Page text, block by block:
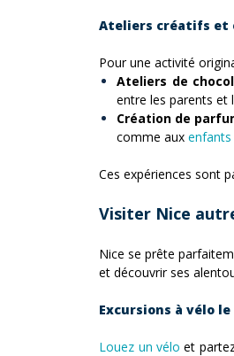
Ateliers créatifs et
Pour une activité
Ateliers de
entre les parents et
Création de
comme aux enfants
Ces expériences sont
Visiter Nice
Nice se prête
et découvrir ses
Excursions à vélo
Louez un vélo et